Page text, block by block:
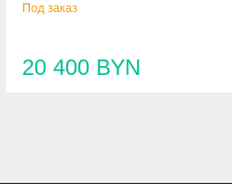
Под заказ
20 400 BYN